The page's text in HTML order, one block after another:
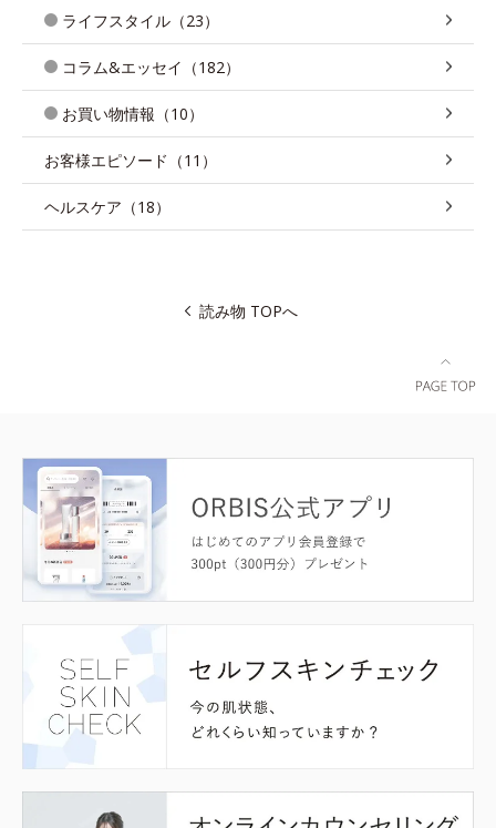
ライフスタイル（23）
コラム&エッセイ（182）
お買い物情報（10）
お客様エピソード（11）
ヘルスケア（18）
読み物 TOPへ